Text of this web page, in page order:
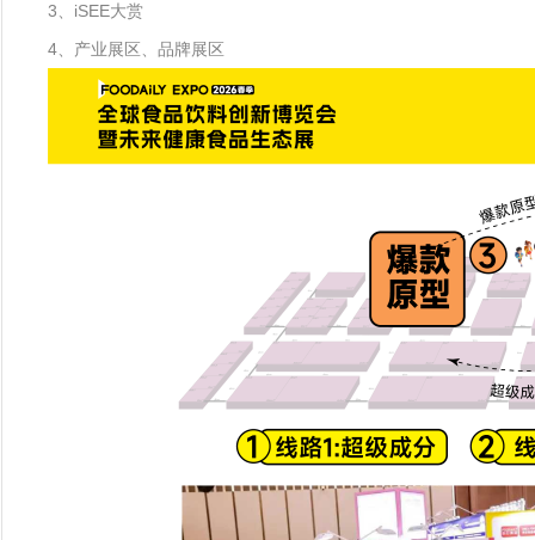
3、iSEE大赏
4、产业展区、品牌展区